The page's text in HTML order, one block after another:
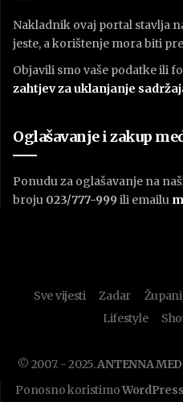
Nakladnik ovaj portal stavlja
jeste, a korištenje mora biti
Objavili smo vaše podatke ili
zahtjev za uklanjanje
Oglašavanje i zakup
Ponudu za oglašavanje na
broju 023/777-999 ili emailu
Sve vijesti Zadar
Lifestyle
© 2007. - 2025.ANTENNA
Ponosno koristimoWordPress